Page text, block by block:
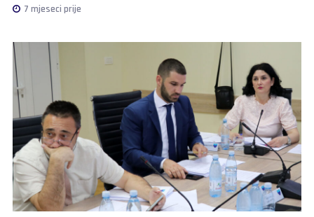
7 mjeseci prije